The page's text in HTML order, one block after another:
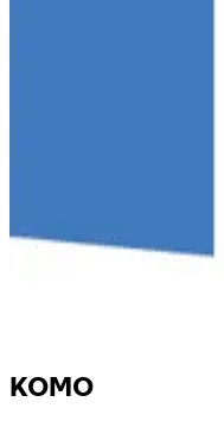
KOMO